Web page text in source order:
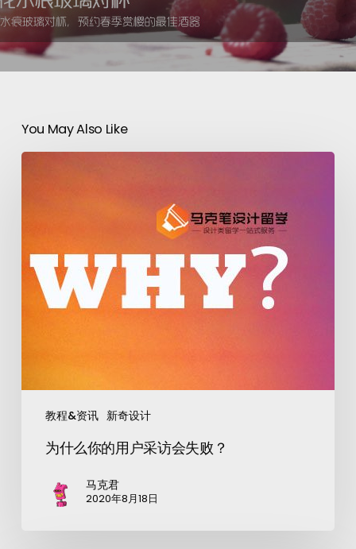
You May Also Like
教程&资讯 新奇设计
为什么你的用户采访会失败？
马克君
2020年8月18日